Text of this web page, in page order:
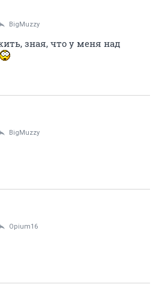
BigMuzzy
зная, что у меня над
BigMuzzy
Opium16